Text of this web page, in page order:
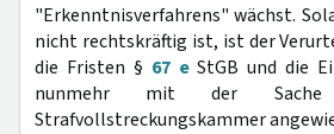
"Erkenntnisverfahrens" wächst.
nicht rechtskräftig ist, ist der
die Fristen § 67 eStGB und die
nunmehr mit der
Strafvollstreckungskammer